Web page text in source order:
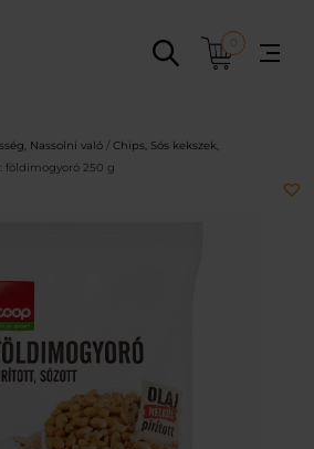
0
Nassolni való / Chips, Sós kekszek,
földimogyoró 250 g